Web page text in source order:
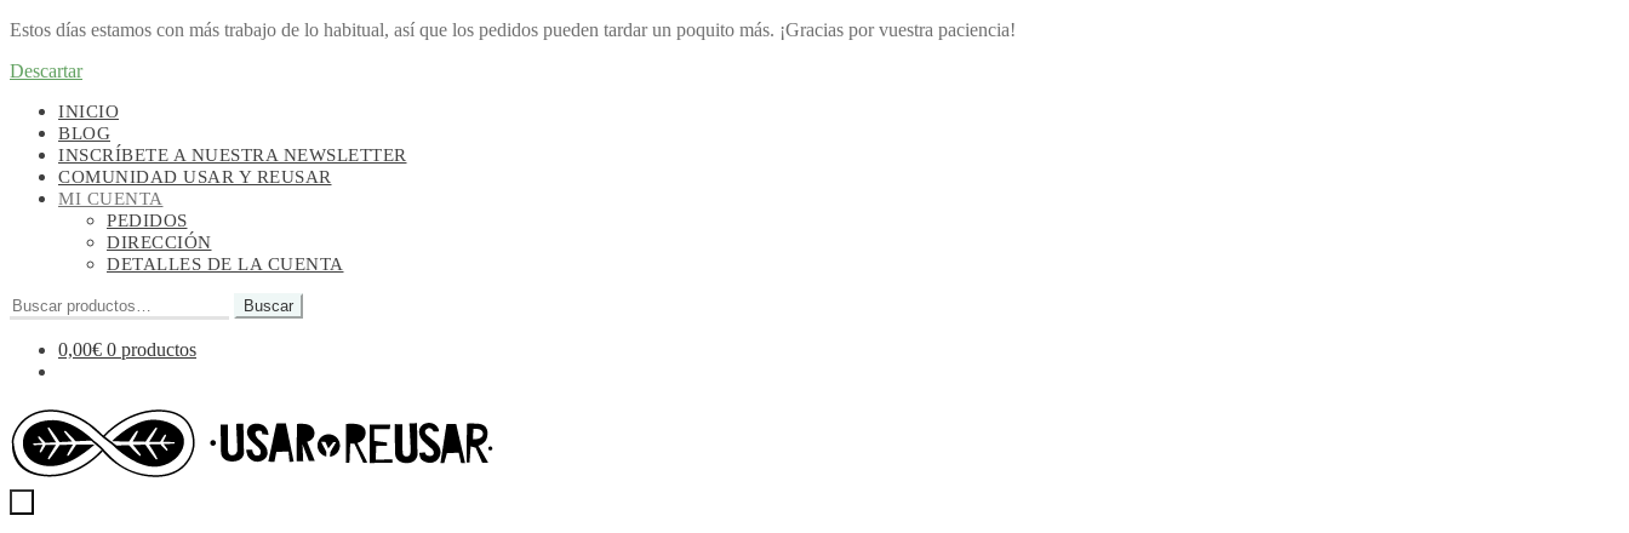
Estos días estamos con más trabajo de lo habitual, así que los pedidos pueden tardar un poquito más. ¡Gracias por vuestra paciencia!
Descartar
navegación
contenido
INICIO
BLOG
INSCRÍBETE A NUESTRA NEWSLETTER
COMUNIDAD USAR Y REUSAR
MI CUENTA
PEDIDOS
DIRECCIÓN
DETALLES DE LA CUENTA
Buscar
por:
Buscar
0,00€ 0 productos